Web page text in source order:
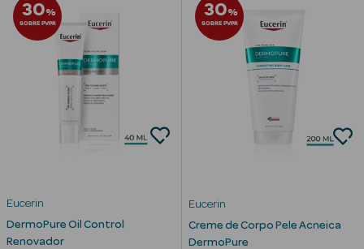
Rosto e
Hidratantes
30%
SOBRE PVPR
Eucerin
DermoPure Oil Control
Renovador
30%
SOBRE PVPR
Eucerin
Creme de Corpo Pele Acneica
DermoPure